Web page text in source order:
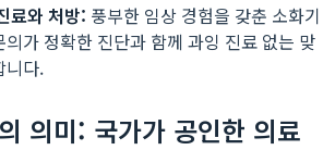
료와 처방: 풍부한 임상 경험을 갖춘 소화기
의가 정확한 진단과 함께 과잉 진료 없는 맞
니다.
의미: 국가가 공인한 의료